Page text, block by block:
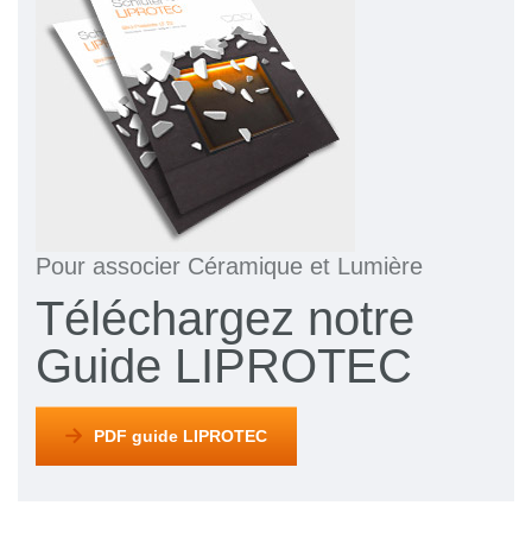
Pour associer Céramique et Lumière
Téléchargez notre
Guide LIPROTEC
PDF guide LIPROTEC